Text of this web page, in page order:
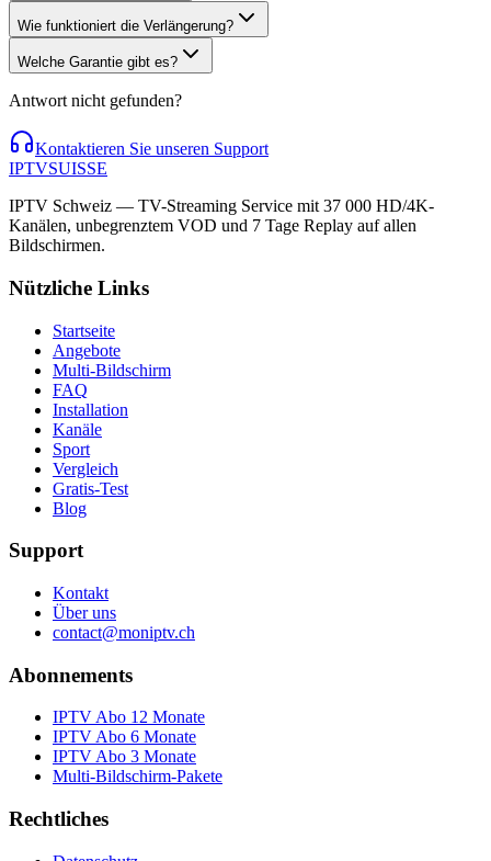
Wie funktioniert die Verlängerung?
Welche Garantie gibt es?
Antwort nicht gefunden?
Kontaktieren Sie unseren Support
IPTVSUISSE
IPTV Schweiz — TV-Streaming Service mit 37 000 HD/4K-
Kanälen, unbegrenztem VOD und 7 Tage Replay auf allen
Bildschirmen.
Nützliche Links
Startseite
Angebote
Multi-Bildschirm
FAQ
Installation
Kanäle
Sport
Vergleich
Gratis-Test
Blog
Support
Kontakt
Über uns
contact@moniptv.ch
Abonnements
IPTV Abo 12 Monate
IPTV Abo 6 Monate
IPTV Abo 3 Monate
Multi-Bildschirm-Pakete
Rechtliches